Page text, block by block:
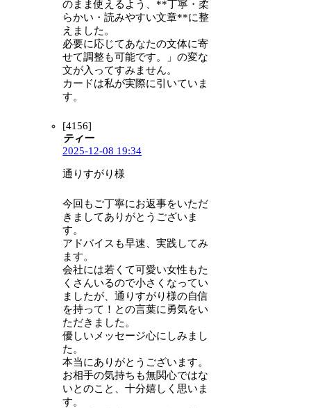
のまま使えるよう、**丁寧・柔
らかい・読みやすい文章**に整
えました。
必要に応じてあなたの文体に寄
せて調整も可能です。」の変な
文が入ってすみません。
カードは私が実際に引いていま
す。
[4156]
ティー
2025-12-08 19:34
通りすがり様
今回もご丁寧にお返事をいただ
きましてありがとうございま
す。
アドバイスも早速、実践してみ
ます。
会社には若くて可愛い女性もた
くさんいるので小さくなってい
ましたが、通りすがり様の自信
を持って！との言葉に勇気をい
ただきました。
優しいメッセージ心にしみまし
た。
本当にありがとうございます。
お相手の気持ちも無関心ではな
いとのこと、十分嬉しく思いま
す。